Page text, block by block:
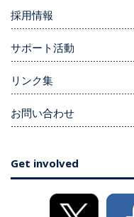
採用情報
サポート活動
リンク集
お問い合わせ
Get involved